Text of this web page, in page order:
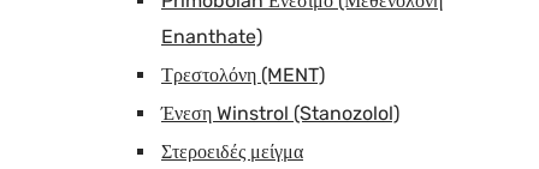
Enanthate)
Τρεστολόνη (MENT)
Ένεση Winstrol (Stanozolol)
Στεροειδές μείγμα